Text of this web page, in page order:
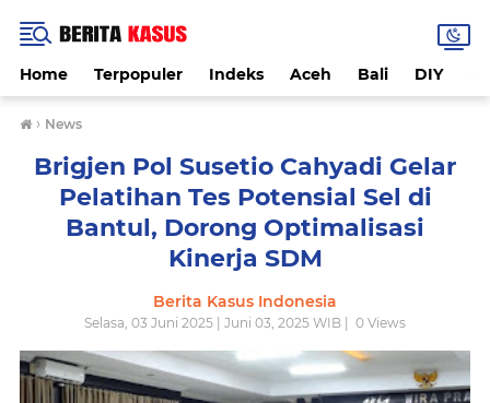
Home Terpopuler Indeks Aceh Bali DIY
› News
Brigjen Pol Susetio Cahyadi Gelar
Pelatihan Tes Potensial Sel di
Bantul, Dorong Optimalisasi
Kinerja SDM
Berita Kasus Indonesia
Selasa, 03 Juni 2025 | Juni 03, 2025 WIB | 0 Views